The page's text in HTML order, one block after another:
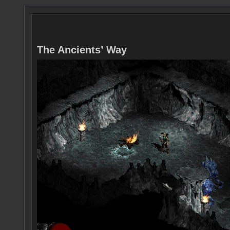
The Ancients’ Way